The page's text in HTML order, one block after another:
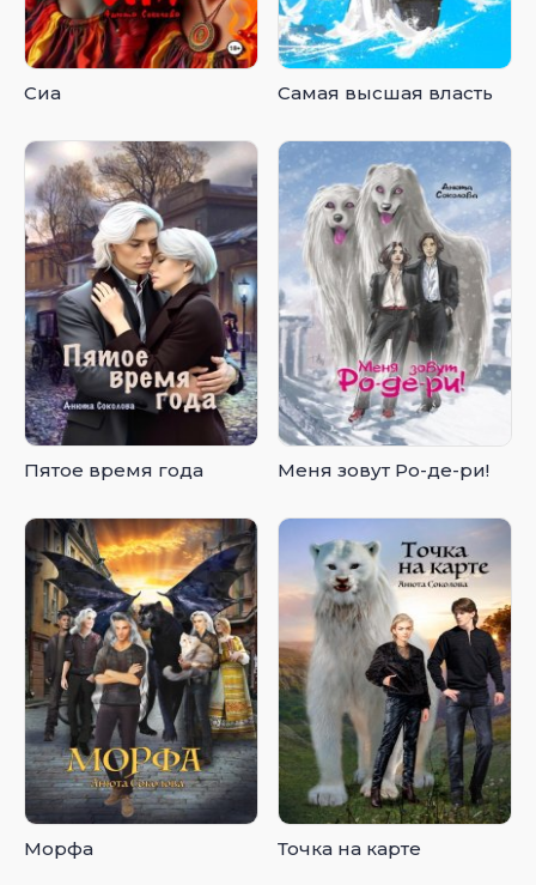
Сиа Самая высшая власть
Пятое время года Меня зовут Ро-де-ри!
Морфа Точка на карте